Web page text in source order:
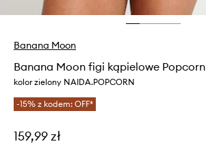
Banana Moon
Banana Moon figi kąpielowe Popcorn
kolor zielony NAIDA.POPCORN
-15% z kodem: OFF*
159,99 zł